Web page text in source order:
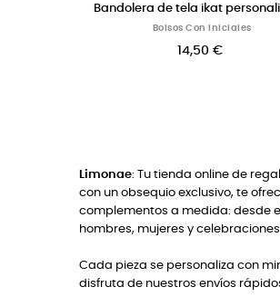
de piel ojales Caldero
Limonae: Tu tienda online de
con un obsequio exclusivo, te
complementos a medida: desde
hombres, mujeres y
Cada pieza se personaliza con
disfruta de nuestros envíos